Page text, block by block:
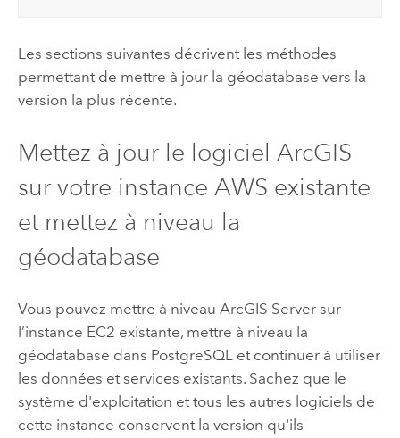
Les sections suivantes décrivent les méthodes
permettant de mettre à jour la géodatabase vers la
version la plus récente.
Mettez à jour le logiciel ArcGIS
sur votre instance AWS existante
et mettez à niveau la
géodatabase
Vous pouvez mettre à niveau ArcGIS Serversur
l’instance EC2 existante, mettre à niveau la
géodatabase dans PostgreSQLet continuer à utiliser
les données et services existants. Sachez que le
système d'exploitation et tous les autres logiciels de
cette instance conservent la version qu'ils